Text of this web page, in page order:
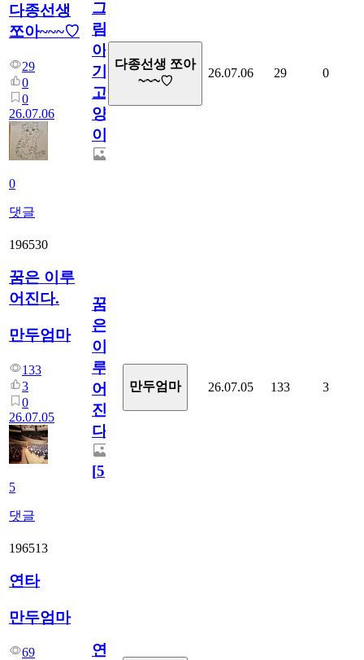
다종선생
쪼아~~~♡
29
0
0
26.07.06
0
댓글
그
림...
아
기
고
양
이
다종선생 쪼아
~~~♡
26.07.06 29 0
196530
꿈은 이루
어진다.
만두엄마
133
3
0
26.07.05
5
댓글
꿈
은
이
루
어
진
다.
[5]
만두엄마 26.07.05 133 3
196513
연타
만두엄마
69
연